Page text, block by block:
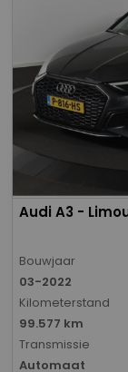
Audi A3 -
Bouwjaar
03-2022
Kilometerstand
99.577 km
Transmissie
Automaat